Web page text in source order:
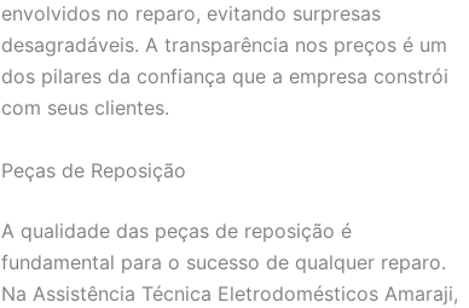
envolvidos no reparo, evitando surpresas
desagradáveis. A transparência nos preços é um
dos pilares da confiança que a empresa constrói
com seus clientes.
Peças de Reposição
A qualidade das peças de reposição é
fundamental para o sucesso de qualquer reparo.
Na Assistência Técnica Eletrodomésticos Amaraji,